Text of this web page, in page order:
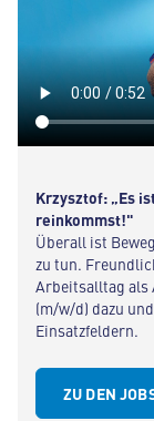
Krzysztof: „Es
reinkommst!"
Überall ist
zu tun.
Arbeitsalltag als
(m/w/d) dazu
Einsatzfeldern.
ZU DEN